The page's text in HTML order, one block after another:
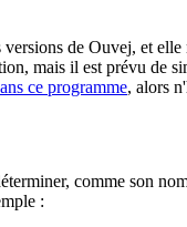
de Ouvej, et
mais il est prévu de
ce programme, alors
comme son
: